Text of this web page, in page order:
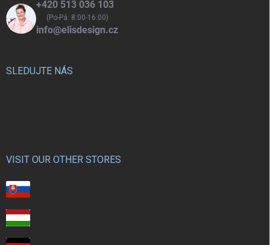
+420 513 036 103
(Po-Pá: 8:00-16:00)
info@elisdesign.cz
SLEDUJTE NÁS
VISIT OUR OTHER STORES